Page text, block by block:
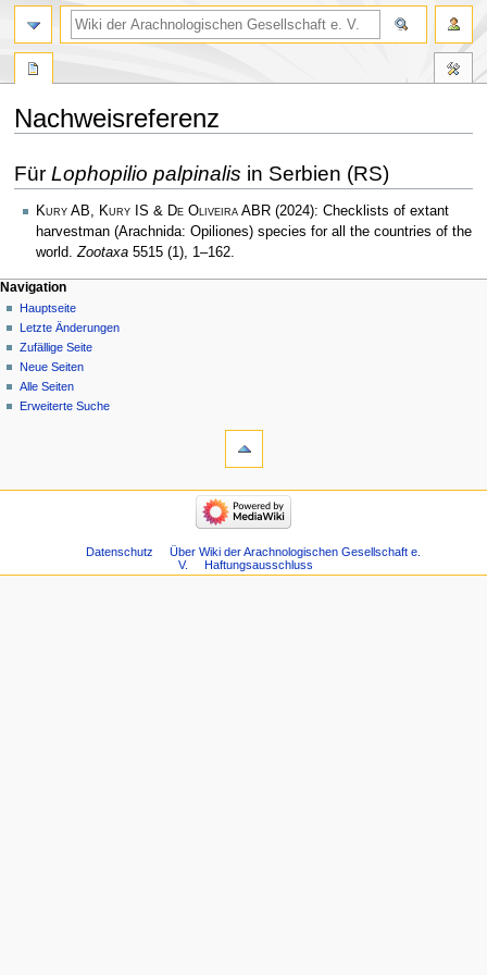
Nachweisreferenz
Navigation
springen
Suche
springen
Für Lophopilio palpinalis in Serbien (RS)
Kury AB, Kury IS & De Oliveira ABR (2024): Checklists of extant
harvestman (Arachnida: Opiliones) species for all the countries of the
world.Zootaxa 5515 (1), 1–162.
Navigation
Hauptseite
Letzte Änderungen
Zufällige Seite
Neue Seiten
Alle Seiten
Erweiterte Suche
Datenschutz
Über Wiki der Arachnologischen Gesellschaft e.
V.
Haftungsausschluss